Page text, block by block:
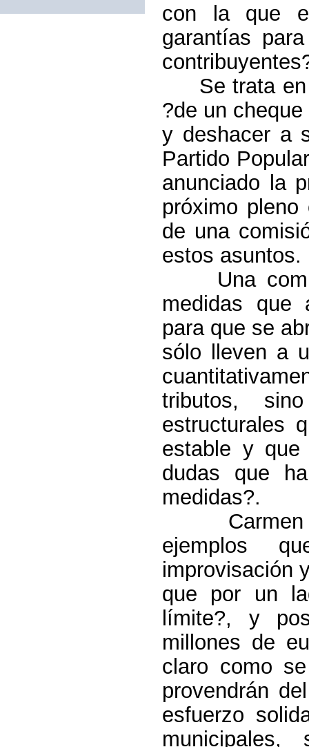
con la que
garantías
Se trata
?de un
y deshacer a
Partido
anunciado la
próximo
de una
estos asuntos.
Una
medidas que
para que se
sólo lleven a
tributos,
estructurales
estable y
dudas que
medidas?.
ejemplos
improvisación
que por un
límite?, y
millones de
claro como
provendrán
esfuerzo